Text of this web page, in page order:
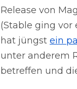
Release von
(Stable ging vor
hat jüngst ein
unter anderem
betreffen und